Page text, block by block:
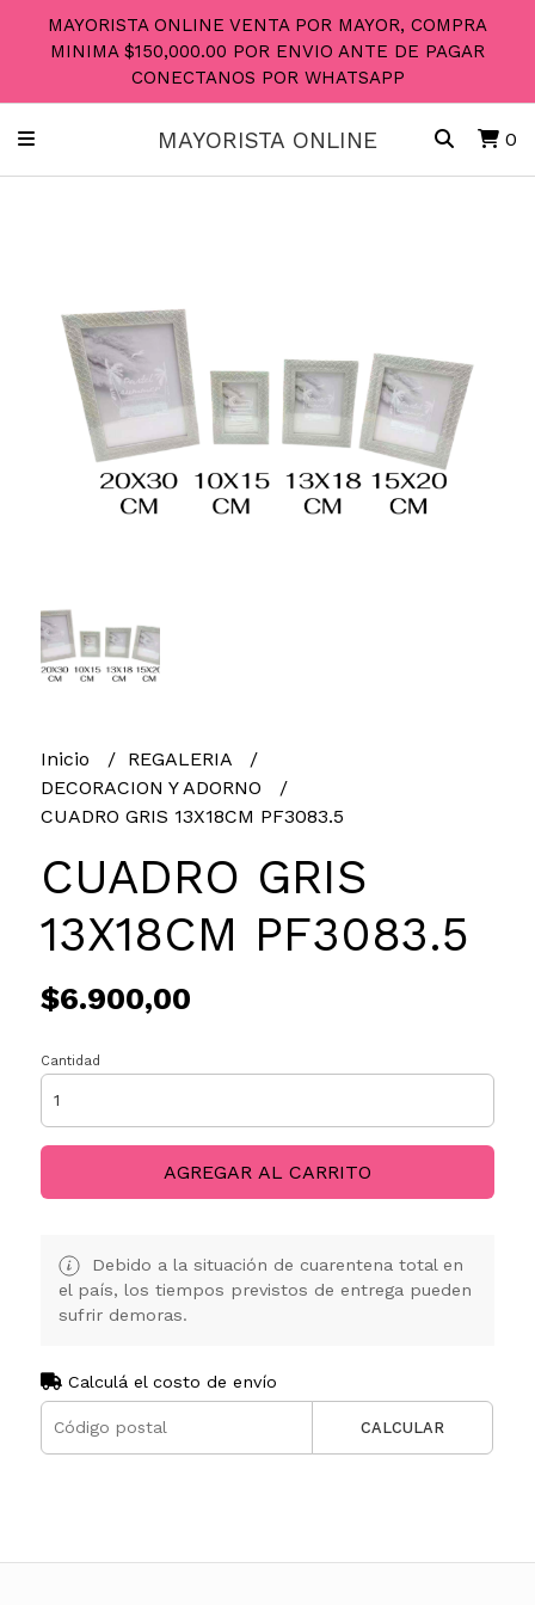
MAYORISTA ONLINE VENTA POR MAYOR, COMPRA
MINIMA $150,000.00 POR ENVIO ANTE DE PAGAR
CONECTANOS POR WHATSAPP
MAYORISTA ONLINE 0
Inicio
REGALERIA
DECORACION Y ADORNO
CUADRO GRIS 13X18CM PF3083.5
CUADRO GRIS
13X18CM PF3083.5
$6.900,00
Cantidad
AGREGAR AL CARRITO
Debido a la situación de cuarentena total en
el país, los tiempos previstos de entrega pueden
sufrir demoras.
Calculá el costo de envío
CALCULAR